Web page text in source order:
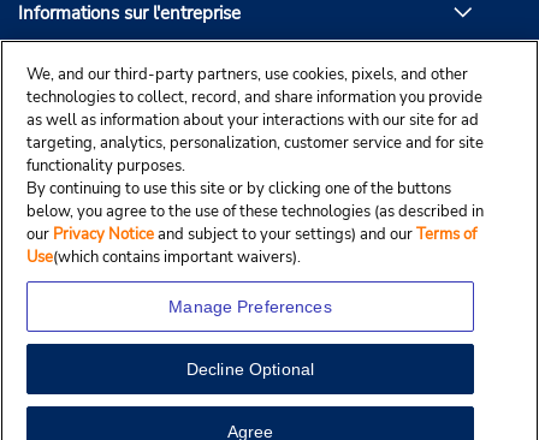
View Map
Informations sur l'entreprise
Partenaires de Budget
© Droit d’auteur, Budgetcar, Inc., 2025.
We, and our third-party partners, use cookies, pixels, and other
technologies to collect, record, and share information you provide
as well as information about your interactions with our site for ad
targeting, analytics, personalization, customer service and for site
functionality purposes.
By continuing to use this site or by clicking one of the buttons
below, you agree to the use of these technologies (as described in
our Privacy Noticeand subject to your settings) and ourTerms of
Use(which contains important waivers).
Manage Preferences
Decline Optional
Agree